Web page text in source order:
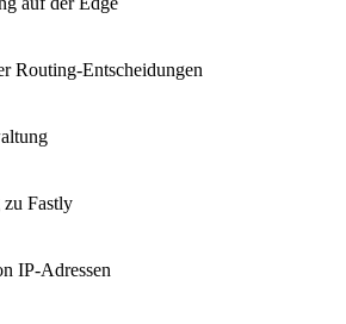
Routing-Entscheidungen
Fastly
IP-Adressen